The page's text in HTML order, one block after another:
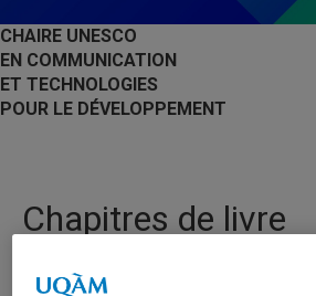
CHAIRE UNESCO
EN COMMUNICATION
ET TECHNOLOGIES
POUR LE DÉVELOPPEMENT
Chapitres de livre